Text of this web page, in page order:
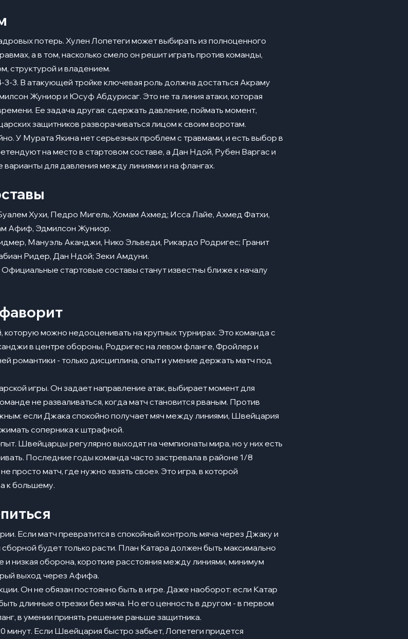
потерь. Хулен Лопетеги может выбирать из полноценного
а в том, насколько смело он решит играть против команды,
структурой и владением.
3. В атакующей тройке ключевая роль должна достаться Акраму
Жуниор и Юсуф Абдурисаг. Это не та линия атаки, которая
Ее задача другая: сдержать давление, поймать момент,
защитников разворачиваться лицом к своим воротам.
У Мурата Якина нет серьезных проблем с травмами, и есть выбор в
на место в стартовом составе, а Дан Ндой, Рубен Варгас и
для давления между линиями и на флангах.
Хухи, Педро Мигель, Хомам Ахмед; Исса Лайе, Ахмед Фатхи,
Афиф, Эдмилсон Жуниор.
Мануэль Аканджи, Нико Эльведи, Рикардо Родригес; Гранит
Ридер, Дан Ндой; Зеки Амдуни.
стартовые составы станут известны ближе к началу
можно недооценивать на крупных турнирах. Это команда с
в центре обороны, Родригес на левом фланге, Фройлер и
романтики - только дисциплина, опыт и умение держать матч под
игры. Он задает направление атак, выбирает момент для
не разваливаться, когда матч становится рваным. Против
если Джака спокойно получает мяч между линиями, Швейцария
соперника к штрафной.
Швейцарцы регулярно выходят на чемпионаты мира, но у них есть
Последние годы команда часто застревала в районе 1/8
просто матч, где нужно «взять свое». Это игра, в которой
к большему.
Если матч превратится в спокойный контроль мяча через Джаку и
будет только расти. План Катара должен быть максимально
и низкая оборона, короткие расстояния между линиями, минимум
выход через Афифа.
Он не обязан постоянно быть в игре. Даже наоборот: если Катар
длинные отрезки без мяча. Но его ценность в другом - в первом
в умении принять решение раньше защитника.
минут. Если Швейцария быстро забьет, Лопетеги придется